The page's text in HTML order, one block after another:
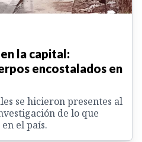
la capital:
encostalados en
se hicieron presentes al
de lo que
el país.